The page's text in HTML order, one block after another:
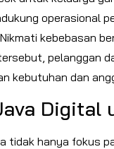
operasional
kebebasan
pelanggan
kebutuhan dan
Digital
tidak hanya fokus